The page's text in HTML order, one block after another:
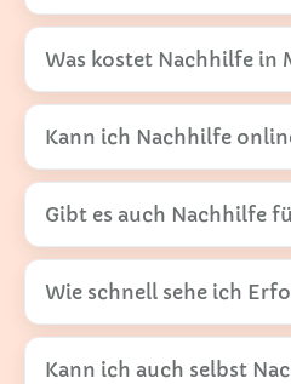
Was kostet Nachhilfe in
Kann ich Nachhilfe
Gibt es auch Nachhilfe
Wie schnell sehe ich
Kann ich auch selbst